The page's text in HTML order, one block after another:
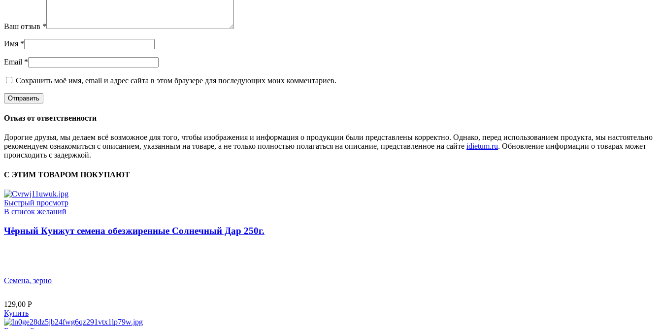
Ваш отзыв *
Имя *
Email *
Сохранить моё имя, email и адрес сайта в этом браузере для последующих моих комментариев.
Отказ от ответственности
Дорогие друзья, мы делаем всё возможное для того, чтобы изображения и информация о продукции были представлены корректно. Однако, перед использованием продукта, мы настоятельно
рекомендуем ознакомиться с описанием, указанным на товаре, а не только полностью полагаться на описание, представленное на сайте idietum.ru. Обновление информации о товарах может
происходить с задержкой.
С ЭТИМ ТОВАРОМ ПОКУПАЮТ
Быстрый просмотр
В список желаний
Чёрный Кунжут семена обезжиренные Солнечный Дар 250г.
Семена, зерно
129,00 Р
Купить